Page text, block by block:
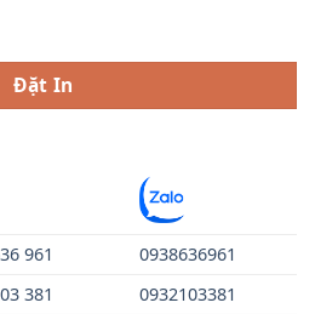
từ 2k/cái 【100+ mẫu đẹp】Giá Sỉ
Đặt In
961
0938636961
381
0932103381